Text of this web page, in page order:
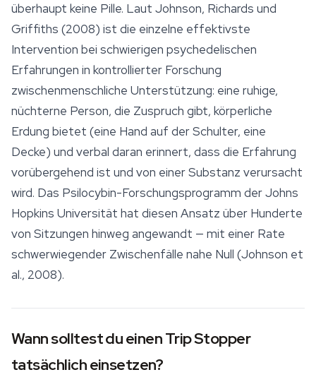
überhaupt keine Pille. Laut Johnson, Richards und
Griffiths (2008) ist die einzelne effektivste
Intervention bei schwierigen psychedelischen
Erfahrungen in kontrollierter Forschung
zwischenmenschliche Unterstützung: eine ruhige,
nüchterne Person, die Zuspruch gibt, körperliche
Erdung bietet (eine Hand auf der Schulter, eine
Decke) und verbal daran erinnert, dass die Erfahrung
vorübergehend ist und von einer Substanz verursacht
wird. Das Psilocybin-Forschungsprogramm der Johns
Hopkins Universität hat diesen Ansatz über Hunderte
von Sitzungen hinweg angewandt — mit einer Rate
schwerwiegender Zwischenfälle nahe Null (Johnson et
al., 2008).
Wann solltest du einen Trip Stopper
tatsächlich einsetzen?